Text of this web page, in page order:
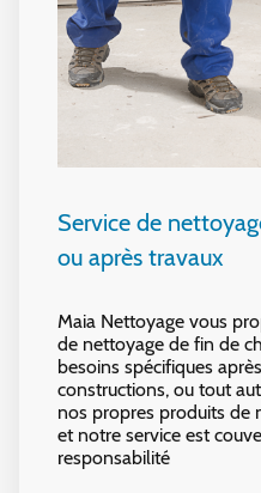
Service de
ou après travaux
Maia Nettoyage vous
de nettoyage de fin de
besoins spécifiques
constructions, ou tout
nos propres produits de
et notre service est
responsabilité